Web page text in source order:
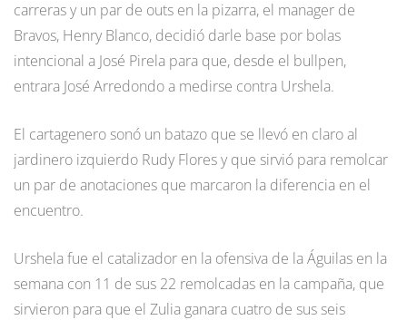
carreras y un par de outs en la pizarra, el manager de
Bravos, Henry Blanco, decidió darle base por bolas
intencional a José Pirela para que, desde el bullpen,
entrara José Arredondo a medirse contra Urshela.
El cartagenero sonó un batazo que se llevó en claro al
jardinero izquierdo Rudy Flores y que sirvió para remolcar
un par de anotaciones que marcaron la diferencia en el
encuentro.
Urshela fue el catalizador en la ofensiva de la Águilas en la
semana con 11 de sus 22 remolcadas en la campaña, que
sirvieron para que el Zulia ganara cuatro de sus seis